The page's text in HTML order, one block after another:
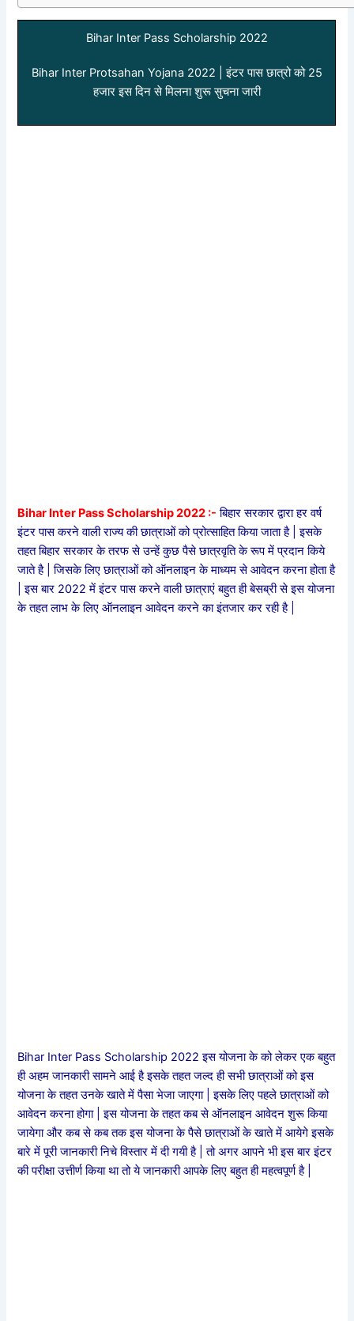
Bihar Inter Pass Scholarship 2022
Bihar Inter Protsahan Yojana 2022 | इंटर पास छात्रो को 25
हजार इस दिन से मिलना शुरू सुचना जारी
Bihar Inter Pass Scholarship 2022 :- बिहार सरकार द्वारा हर वर्ष
इंटर पास करने वाली राज्य की छात्राओं को प्रोत्साहित किया जाता है | इसके
तहत बिहार सरकार के तरफ से उन्हें कुछ पैसे छात्रवृति के रूप में प्रदान किये
जाते है | जिसके लिए छात्राओं को ऑनलाइन के माध्यम से आवेदन करना होता है
| इस बार 2022 में इंटर पास करने वाली छात्राएं बहुत ही बेसब्री से इस योजना
के तहत लाभ के लिए ऑनलाइन आवेदन करने का इंतजार कर रही है |
Bihar Inter Pass Scholarship 2022 इस योजना के को लेकर एक बहुत
ही अहम जानकारी सामने आई है इसके तहत जल्द ही सभी छात्राओं को इस
योजना के तहत उनके खाते में पैसा भेजा जाएगा | इसके लिए पहले छात्राओं को
आवेदन करना होगा | इस योजना के तहत कब से ऑनलाइन आवेदन शुरू किया
जायेगा और कब से कब तक इस योजना के पैसे छात्राओं के खाते में आयेगे इसके
बारे में पूरी जानकारी निचे विस्तार में दी गयी है | तो अगर आपने भी इस बार इंटर
की परीक्षा उत्तीर्ण किया था तो ये जानकारी आपके लिए बहुत ही महत्वपूर्ण है |